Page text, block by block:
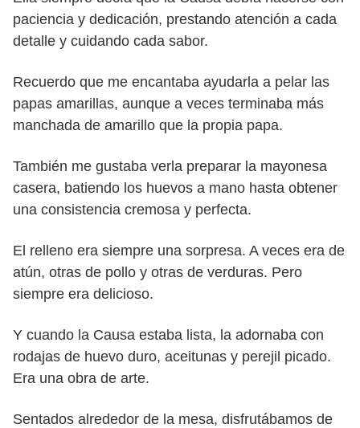
paciencia y dedicación, prestando atención a cada
detalle y cuidando cada sabor.
Recuerdo que me encantaba ayudarla a pelar las
papas amarillas, aunque a veces terminaba más
manchada de amarillo que la propia papa.
También me gustaba verla preparar la mayonesa
casera, batiendo los huevos a mano hasta obtener
una consistencia cremosa y perfecta.
El relleno era siempre una sorpresa. A veces era de
atún, otras de pollo y otras de verduras. Pero
siempre era delicioso.
Y cuando la Causa estaba lista, la adornaba con
rodajas de huevo duro, aceitunas y perejil picado.
Era una obra de arte.
Sentados alrededor de la mesa, disfrutábamos de